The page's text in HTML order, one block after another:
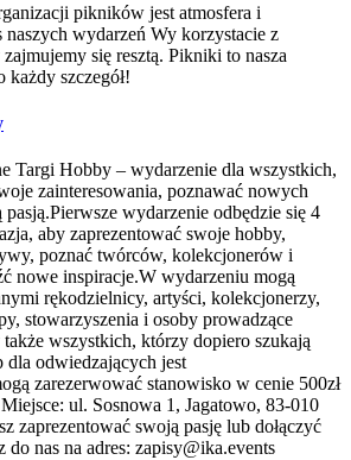
pikników jest atmosfera i
naszych wydarzeń Wy korzystacie z
się resztą. Pikniki to nasza
każdy szczegół!
Targi Hobby – wydarzenie dla wszystkich,
zainteresowania, poznawać nowych
wydarzenie odbędzie się 4
aby zaprezentować swoje hobby,
poznać twórców, kolekcjonerów i
nowe inspiracje.W wydarzeniu mogą
rękodzielnicy, artyści, kolekcjonerzy,
stowarzyszenia i osoby prowadzące
wszystkich, którzy dopiero szukają
dla odwiedzających jest
zarezerwować stanowisko w cenie 500zł
ul. Sosnowa 1, Jagatowo, 83-010
zaprezentować swoją pasję lub dołączyć
nas na adres: zapisy@ika.events